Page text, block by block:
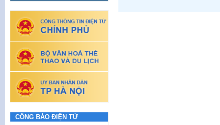
CÔNG BÁO ĐIỆN TỬ